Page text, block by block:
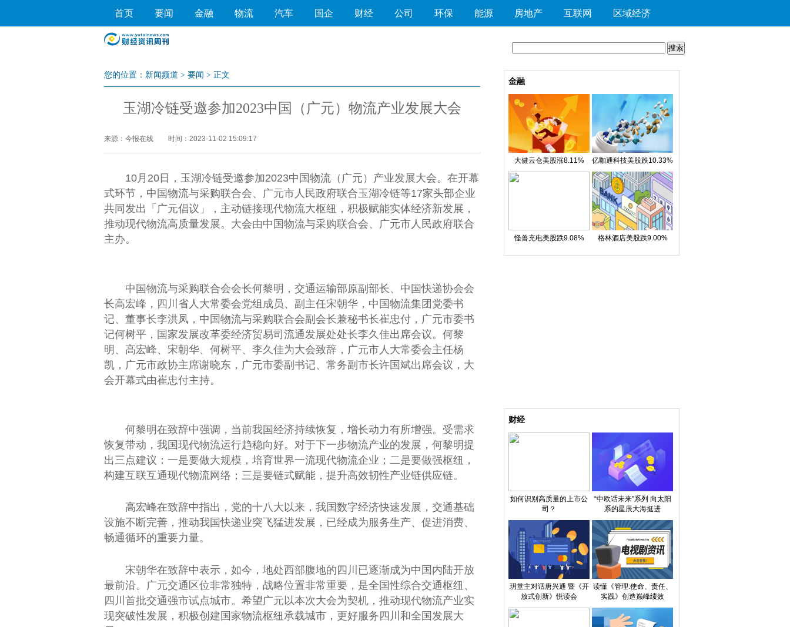
首页 要闻 金融 物流 汽车 国企 财经 公司 环保 能源 房地产 互联网 区域经济
您的位置： 新闻频道 > 要闻 > 正文
玉湖冷链受邀参加2023中国（广元）物流产业发展大会
来源：今报在线 时间：2023-11-02 15:09:17
10月20日，玉湖冷链受邀参加2023中国物流（广元）产业发展大会。在开幕
式环节， 中国物流与采购联合会、广元市人民政府联合玉湖冷链等17家头部企业
共同发出「广元倡议」，主动链接现代物流大枢纽，积极赋能实体经济新发展，
推动现代物流高质量发展。大会由中国物流与采购联合会、广元市人民政府联合
主办。
中国物流与采购联合会会长何黎明，交通运输部原副部长、 中国快递协会会
长高宏峰，四川省 人大常委会党组成员、副 主任宋朝华， 中国物流集团党委书
记、董事长李洪凤， 中国物流与采购联合会副 会长兼秘书长崔忠付，广元市委书
记何树平 ， 国家发展改革委经济贸易司流通发展处处长李久佳出席会议。何黎
明、高宏峰、宋朝华、何树平、李久佳为大会致辞，广元市 人大常委会主任杨
凯，广元市政协主席谢晓东，广元市委副 书记、常务副 市长许国斌出席会议，大
会开幕式由崔忠付主持。
何黎明在致辞中强调，当前我国经济持续恢复，增长动力有所增强。受需求
恢复带动，我国现代物流运行趋稳向好。对于下一步物流产业的发展，何黎明提
出三点建议：一是要做大规模，培育世界一流现代物流企业；二是要做强枢纽，
构建互联互通现代物流网络；三是要链式赋能，提升高效韧性产业链供应链。
高宏峰在致辞中指出，党的十八大以来，我国数字经济快速发展，交通基础
设施不断完善，推动我国快递业突飞猛进发展，已经成为服务生产、促进消费、
畅通循环的重要力量。
宋朝华在致辞中表示，如今，地处西部腹地的四川已逐渐成为中国 内陆开放
最前沿。广元交通区位非常独特，战略位置非常重要 ，是全国性综合交通枢纽、
四川首批交通强市试点城市。希望广元以本次大会为契机，推动现代物流产业实
现突破性发展，积极创 建国 家物流枢纽承载城市，更好服务四川和全国发展大
金融
大健云仓美股涨8.11% 亿咖通科技美股跌10.33%
怪兽充电美股跌9.08% 格林酒店美股跌9.00%
财经
如何识别高质量的上市公
司？
“中欧话未来”系列 向太阳
系的星辰大海挺进
玥堂主对话唐兴通 暨《开
放式创新》悦读会
读懂《管理:使命、责任、
实践》创造巅峰绩效